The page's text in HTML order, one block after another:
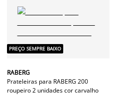
PREÇO SEMPRE BAIXO
RABERG
Prateleiras para RABERG 200
roupeiro 2 unidades cor carvalho